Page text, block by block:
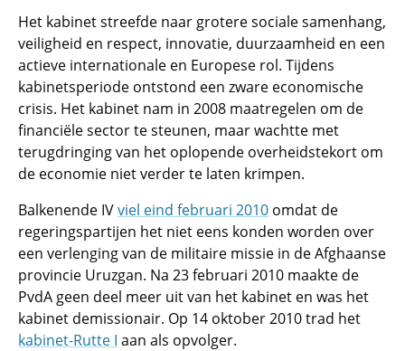
Het kabinet streefde naar grotere sociale samenhang,
veiligheid en respect, innovatie, duurzaamheid en een
actieve internationale en Europese rol. Tijdens
kabinetsperiode ontstond een zware economische
crisis. Het kabinet nam in 2008 maatregelen om de
financiële sector te steunen, maar wachtte met
terugdringing van het oplopende overheidstekort om
de economie niet verder te laten krimpen.
Balkenende IVviel eind februari 2010 omdat de
regeringspartijen het niet eens konden worden over
een verlenging van de militaire missie in de Afghaanse
provincie Uruzgan. Na 23 februari 2010 maakte de
PvdA geen deel meer uit van het kabinet en was het
kabinet demissionair. Op 14 oktober 2010 trad het
kabinet-Rutte I aan als opvolger.